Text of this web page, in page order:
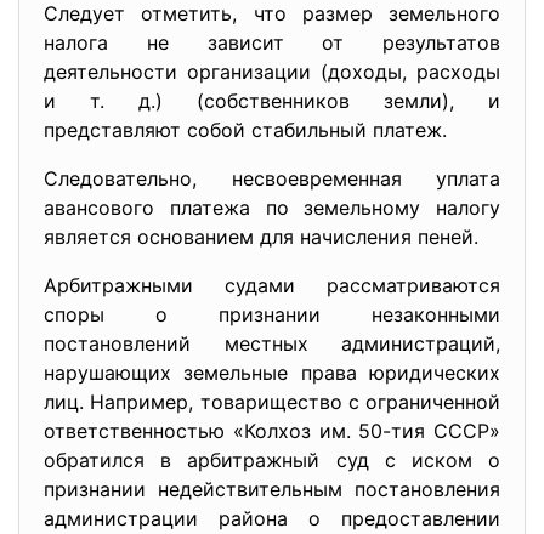
Следует отметить, что размер земельного
налога не зависит от результатов
деятельности организации (доходы, расходы
и т. д.) (собственников земли), и
представляют собой стабильный платеж.
Следовательно, несвоевременная уплата
авансового платежа по земельному налогу
является основанием для начисления пеней.
Арбитражными судами рассматриваются
споры о признании незаконными
постановлений местных администраций,
нарушающих земельные права юридических
лиц. Например, товарищество с ограниченной
ответственностью «Колхоз им. 50-тия СССР»
обратился в арбитражный суд с иском о
признании недействительным постановления
администрации района о предоставлении